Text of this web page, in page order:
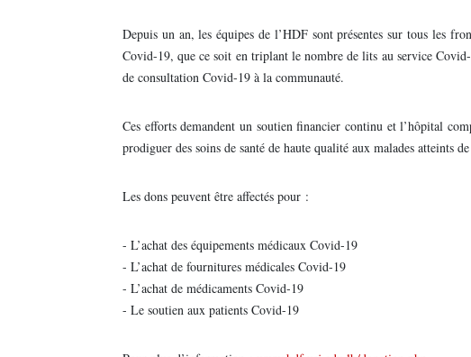
Depuis un an, les équipes de l’HDF sont présentes sur tous les
Covid-19, que ce soit en triplant le nombre de lits au service
de consultation Covid-19 à la communauté.
Ces efforts demandent un soutien financier continu et l’hôpital
prodiguer des soins de santé de haute qualité aux malades atteints
Les dons peuvent être affectés pour :
- L’achat des équipements médicaux Covid-19
- L’achat de fournitures médicales Covid-19
- L’achat de médicaments Covid-19
- Le soutien aux patients Covid-19